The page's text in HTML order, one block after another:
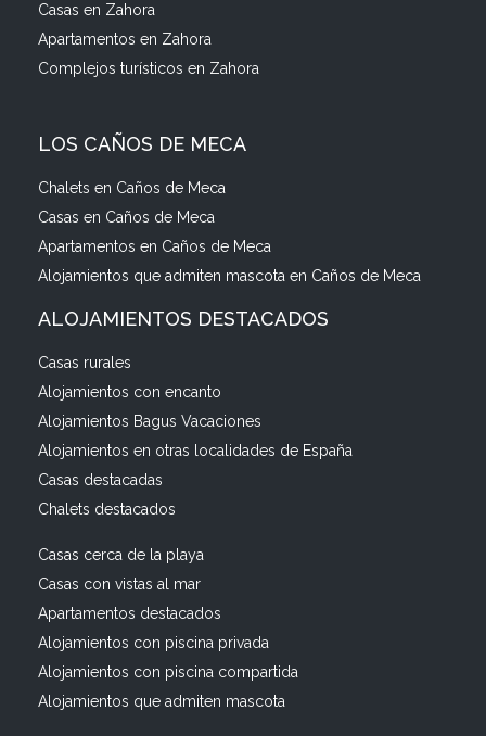
Casas en Zahora
Apartamentos en Zahora
Complejos turísticos en Zahora
LOS CAÑOS DE MECA
Chalets en Caños de Meca
Casas en Caños de Meca
Apartamentos en Caños de Meca
Alojamientos que admiten mascota en Caños de Meca
ALOJAMIENTOS DESTACADOS
Casas rurales
Alojamientos con encanto
Alojamientos Bagus Vacaciones
Alojamientos en otras localidades de España
Casas destacadas
Chalets destacados
Casas cerca de la playa
Casas con vistas al mar
Apartamentos destacados
Alojamientos con piscina privada
Alojamientos con piscina compartida
Alojamientos que admiten mascota